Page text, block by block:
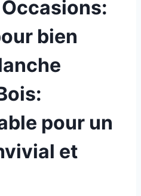
bien
pour un
et